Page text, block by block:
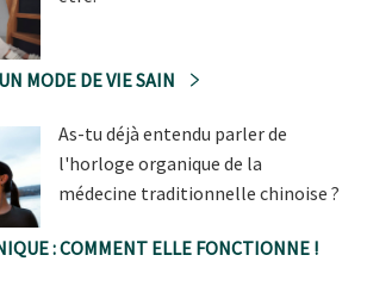
MODE DE VIE SAIN
As-tu déjà entendu parler de
l'horloge organique de la
médecine traditionnelle chinoise ?
: COMMENT ELLE FONCTIONNE !